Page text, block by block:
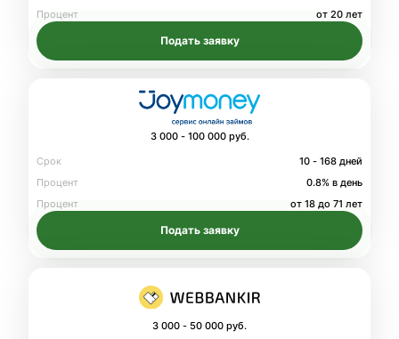
Процент
от 20 лет
Подать заявку
3 000 - 100 000 руб.
Срок
10 - 168 дней
Процент
0.8% в день
Процент
от 18 до 71 лет
Подать заявку
3 000 - 50 000 руб.